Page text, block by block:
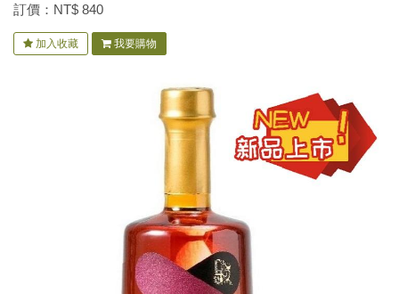
訂價：NT$ 840
加入收藏 我要購物